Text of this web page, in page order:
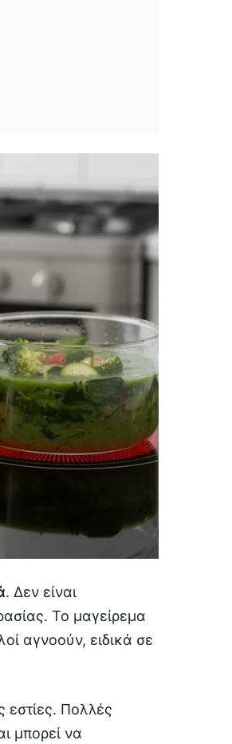
. Δεν είναι
Το μαγείρεμα
αγνοούν, ειδικά σε
εστίες. Πολλές
μπορεί να